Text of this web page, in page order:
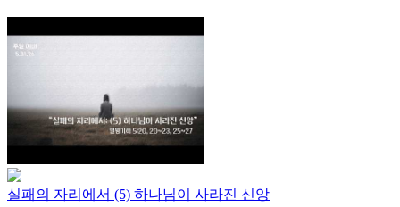
실패의 자리에서 (5) 하나님이 사라진 신앙